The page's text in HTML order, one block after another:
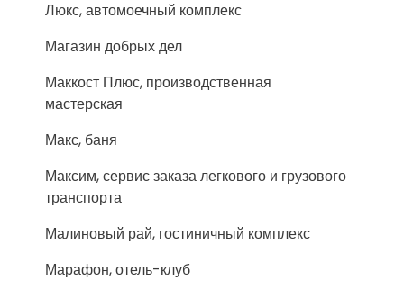
Люкс, автомоечный комплекс
Магазин добрых дел
Маккост Плюс, производственная
мастерская
Макс, баня
Максим, сервис заказа легкового и грузового
транспорта
Малиновый рай, гостиничный комплекс
Марафон, отель-клуб